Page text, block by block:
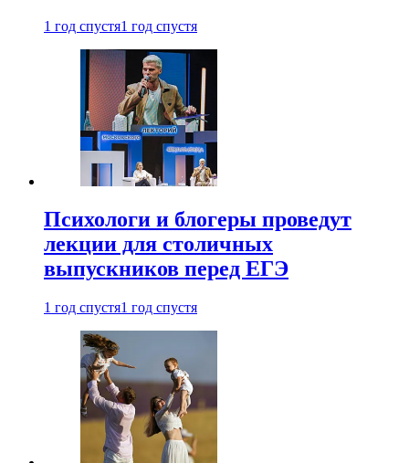
1 год спустя1 год спустя
Психологи и блогеры проведут
лекции для столичных
выпускников перед ЕГЭ
1 год спустя1 год спустя